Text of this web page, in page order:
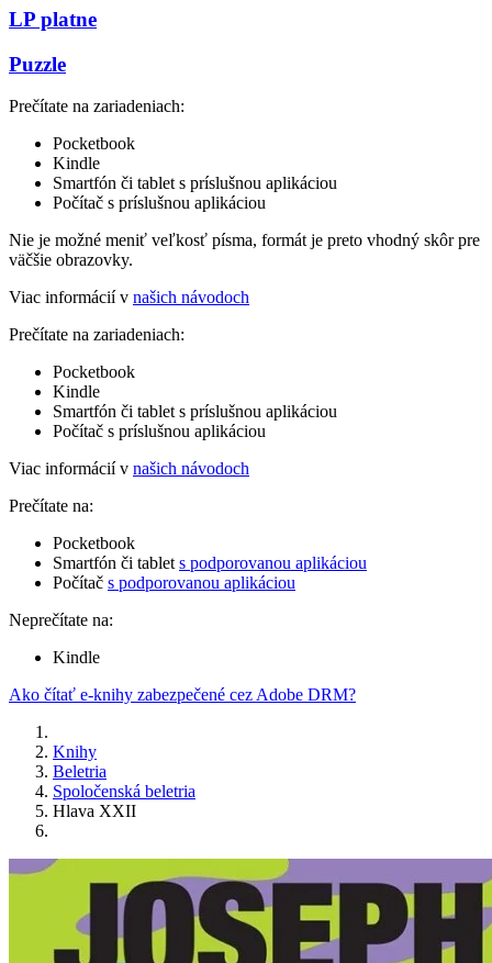
LP platne
Puzzle
Prečítate na zariadeniach:
Pocketbook
Kindle
Smartfón či tablet s príslušnou aplikáciou
Počítač s príslušnou aplikáciou
Nie je možné meniť veľkosť písma, formát je preto vhodný skôr pre
väčšie obrazovky.
Viac informácií v našich návodoch
Prečítate na zariadeniach:
Pocketbook
Kindle
Smartfón či tablet s príslušnou aplikáciou
Počítač s príslušnou aplikáciou
Viac informácií v našich návodoch
Prečítate na:
Pocketbook
Smartfón či tablet s podporovanou aplikáciou
Počítač s podporovanou aplikáciou
Neprečítate na:
Kindle
Ako čítať e-knihy zabezpečené cez Adobe DRM?
Knihy
Beletria
Spoločenská beletria
Hlava XXII